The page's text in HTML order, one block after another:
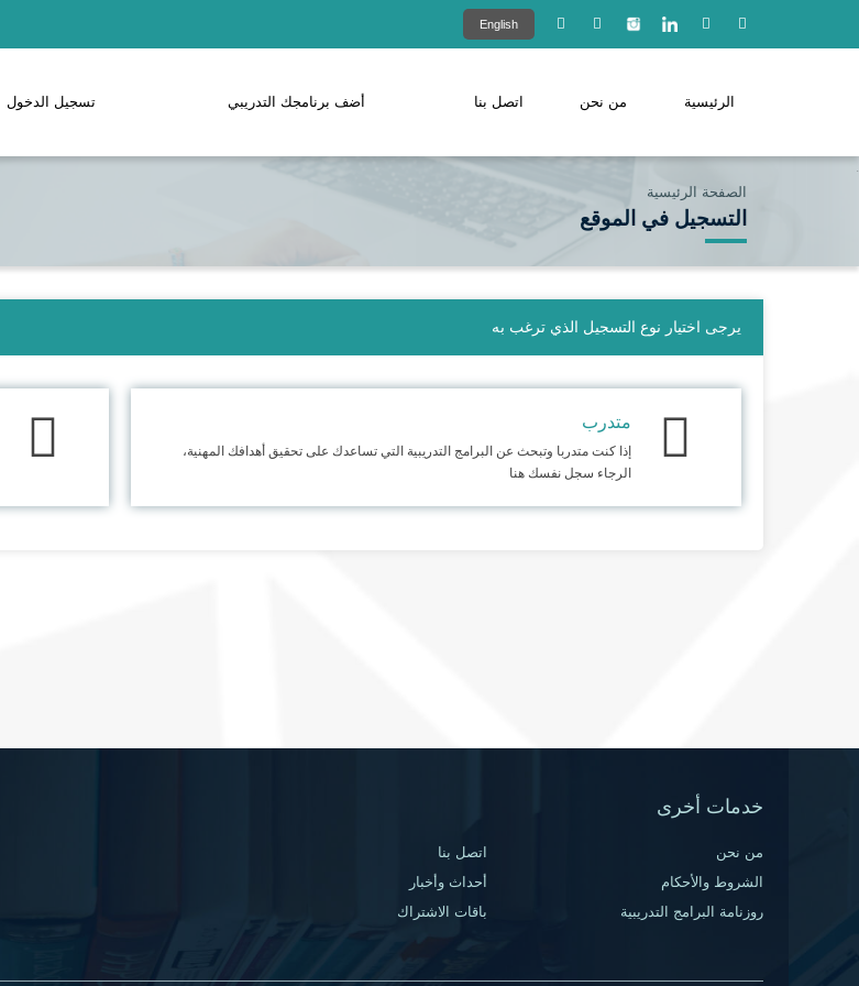
English
الرئيسية من نحن اتصل بنا أضف برنامجك التدريبي تسجيل الدخول
الصفحة الرئيسية
التسجيل في الموقع
يرجى اختيار نوع التسجيل الذي ترغب به
متدرب
إذا كنت متدربا وتبحث عن البرامج التدريبية التي تساعدك على تحقيق أهدافك المهنية،
الرجاء سجل نفسك هنا
خدمات أخرى
من نحن
اتصل بنا
الشروط والأحكام
أحداث وأخبار
روزنامة البرامج التدريبية
باقات الاشتراك